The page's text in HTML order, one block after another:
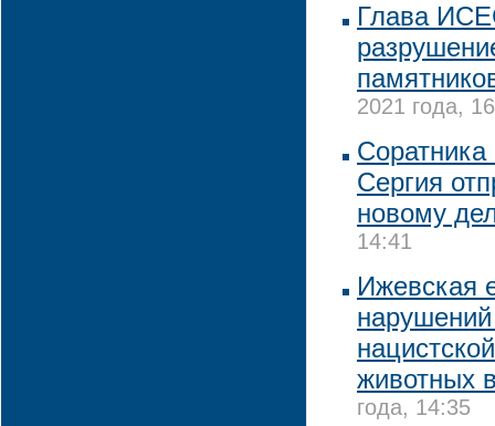
Глава
2021 года,
Сергия
новому
14:41
Ижевская
животных
года, 14:35